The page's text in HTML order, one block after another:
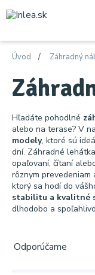
Úvod Záhradný
Hľadáte pohodlné
alebo na terase? V
modely, ktoré sú
dní. Záhradné
opaľovaní, čítaní
rôznym
ktorý sa hodí do
stabilitu a kvalitné
dlhodobo a
Odporúčame